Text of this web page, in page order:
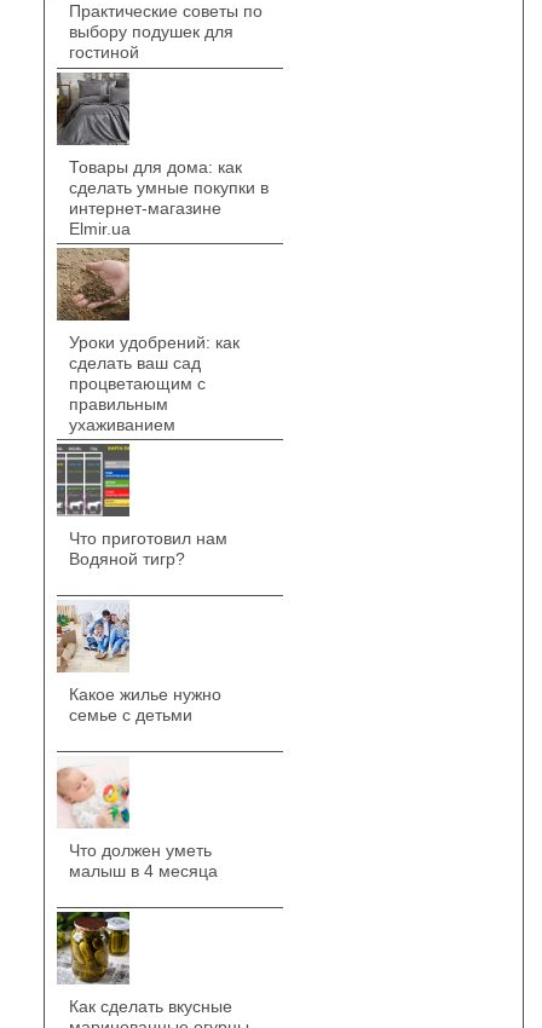
Практические советы по
выбору подушек для
гостиной
Товары для дома: как
сделать умные покупки в
интернет-магазине
Elmir.ua
Уроки удобрений: как
сделать ваш сад
процветающим с
правильным
ухаживанием
Что приготовил нам
Водяной тигр?
Какое жилье нужно
семье с детьми
Что должен уметь
малыш в 4 месяца
Как сделать вкусные